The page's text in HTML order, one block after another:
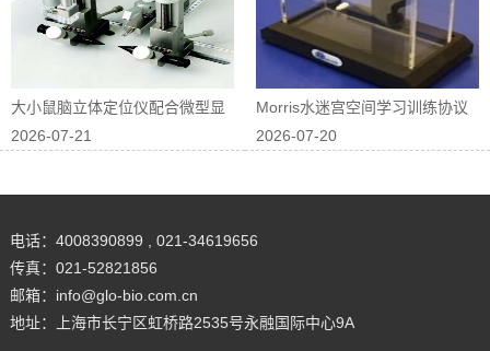
大小鼠脑立体定位仪配合微型显
微镜进行在体...
2026-07-21
Morris水迷宫空间学习训练协议
优化
2026-07-20
电话：4008390899 , 021-34619656
传真：021-52821856
邮箱：info@glo-bio.com.cn
地址：上海市长宁区虹桥路2535号永融国际中心9A